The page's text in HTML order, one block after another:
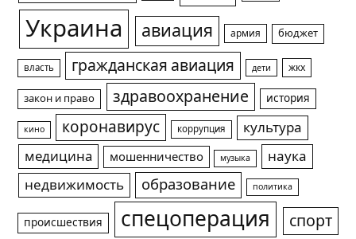
Украина авиация армия бюджет
власть гражданская авиация дети жкх
закон и право здравоохранение история
кино коронавирус коррупция
культура
медицина
мошенничество музыка
наука
недвижимость
образование политика
происшествия спецоперация спорт